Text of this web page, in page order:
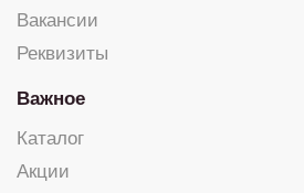
Вакансии
Реквизиты
Важное
Каталог
Акции